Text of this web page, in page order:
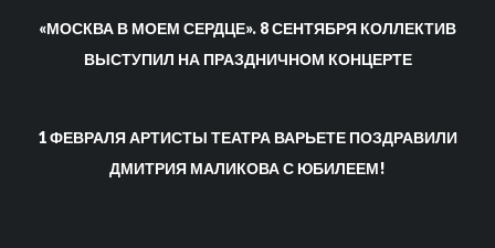
«МОСКВА В МОЕМ СЕРДЦЕ». 8 СЕНТЯБРЯ КОЛЛЕКТИВ
ВЫСТУПИЛ НА ПРАЗДНИЧНОМ КОНЦЕРТЕ
1 ФЕВРАЛЯ АРТИСТЫ ТЕАТРА ВАРЬЕТЕ ПОЗДРАВИЛИ
ДМИТРИЯ МАЛИКОВА С ЮБИЛЕЕМ!